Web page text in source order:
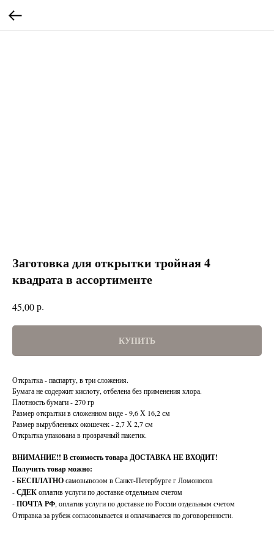
Заготовка для открытки тройная 4
квадрата в ассортименте
45,00р.
КУПИТЬ
Открытка - паспарту, в три сложения.
Бумага не содержит кислоту, отбелена без применения хлора.
Плотность бумаги - 270 гр
Размер открытки в сложенном виде - 9,6 Х 16,2 см
Размер вырубленных окошечек - 2,7 Х 2,7 см
Открытка упакована в прозрачный пакетик.
ВНИМАНИЕ!! В стоимость товара ДОСТАВКА НЕ ВХОДИТ!
Получить товар можно:
-БЕСПЛАТНОсамовывозом в Санкт-Петербурге г Ломоносов
-СДЕКоплатив услуги по доставке отдельным счетом
-ПОЧТА РФ, оплатив услуги по доставке по России отдельным счетом
Отправка за рубеж согласовывается и оплачивается по договоренности.